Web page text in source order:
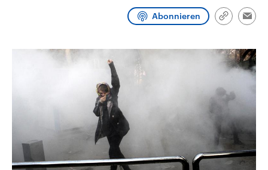
und Kandidaten der anstehenden Abonnieren
Link